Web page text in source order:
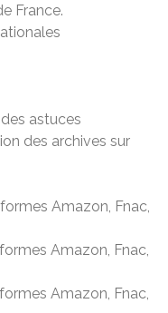
France.
astuces
des archives sur
Amazon, Fnac,
Amazon, Fnac,
Amazon, Fnac,